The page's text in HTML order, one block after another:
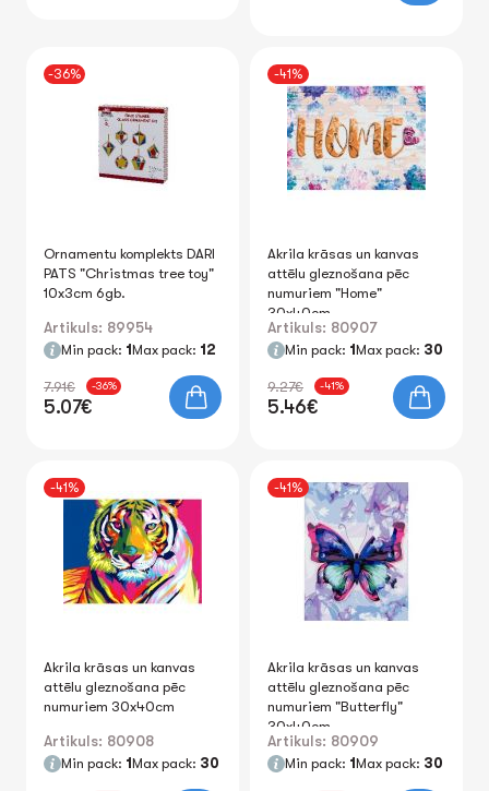
-36%
Ornamentu komplekts DARI
PATS "Christmas tree toy"
10x3cm 6gb.
Artikuls: 89954
Min pack: 1Max pack: 12
7.91€ -36%
5.07€
-41%
Akrila krāsas un kanvas
attēlu gleznošana pēc
numuriem "Home"
30x40cm
Artikuls: 80907
Min pack: 1Max pack: 30
9.27€ -41%
5.46€
-41%
Akrila krāsas un kanvas
attēlu gleznošana pēc
numuriem 30x40cm
Artikuls: 80908
Min pack: 1Max pack: 30
-41%
Akrila krāsas un kanvas
attēlu gleznošana pēc
numuriem "Butterfly"
30x40cm
Artikuls: 80909
Min pack: 1Max pack: 30